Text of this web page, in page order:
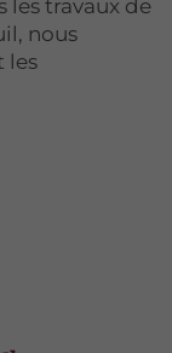
les travaux de
nous
les